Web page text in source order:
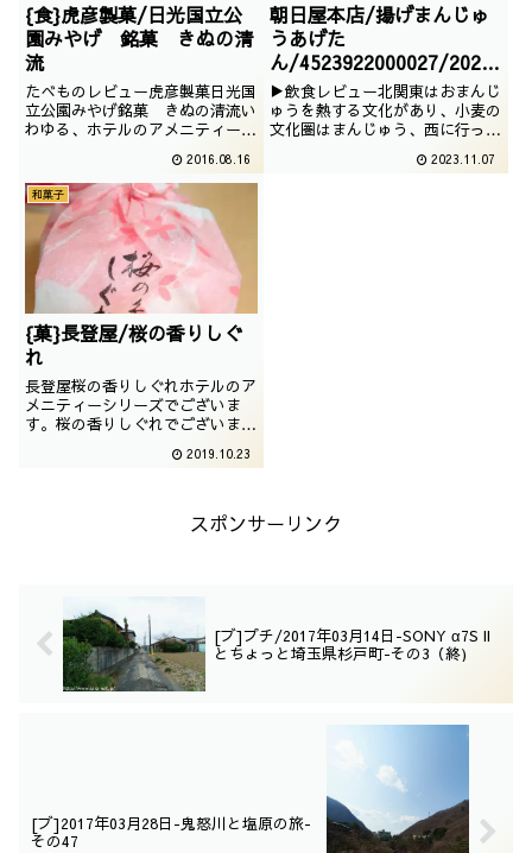
{食}虎彦製菓/日光国立公
園みやげ 銘菓 きぬの清
流
たべものレビュー虎彦製菓日光国
立公園みやげ銘菓 きぬの清流い
わゆる、ホテルのアメニティーお
回は、土産物らしい土産物でござ
います。撮影日は2014年08月
2016.08.16
朝日屋本店/揚げまんじゅ
うあげた
ん/4523922000027/2023
/09/27
▶飲食レビュー北関東はおまんじ
ゅうを熱する文化があり、小麦の
文化圏はまんじゅう、西に行って
るのでおやきになるわけですな。
2023.11.07
和菓子
{菓}長登屋/桜の香りしぐ
れ
長登屋桜の香りしぐれホテルのア
メニティーシリーズでございま
す。桜の香りしぐれでございま
2019.10.23
スポンサーリンク
[ブ]プチ/2017年03月14日-SONY α7S II
とちょっと埼玉県杉戸町-その3（終)
[ブ]2017年03月28日-鬼怒川と塩原の旅-
その47